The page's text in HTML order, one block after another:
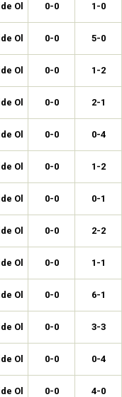
Ol 0-0 1-0
Ol 0-0 5-0
Ol 0-0 1-2
Ol 0-0 2-1
Ol 0-0 0-4
Ol 0-0 1-2
Ol 0-0 0-1
Ol 0-0 2-2
Ol 0-0 1-1
Ol 0-0 6-1
Ol 0-0 3-3
Ol 0-0 0-4
Ol 0-0 4-0